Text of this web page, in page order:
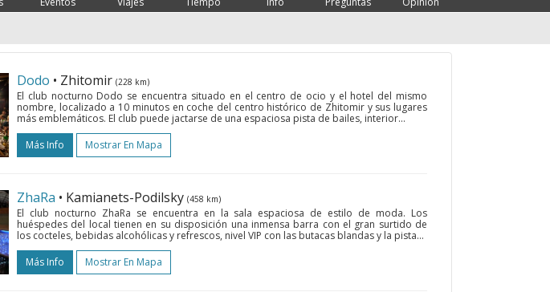
Dodo • Zhitomir (228 km)
El club nocturno Dodo se encuentra situado en el centro de ocio y el hotel del mismo
nombre, localizado a 10 minutos en coche del centro histórico de Zhitomir y sus lugares
más emblemáticos. El club puede jactarse de una espaciosa pista de bailes, interior...
Más Info
Mostrar En Mapa
ZhaRa • Kamianets-Podilsky (458 km)
El club nocturno ZhaRa se encuentra en la sala espaciosa de estilo de moda. Los
huéspedes del local tienen en su disposición una inmensa barra con el gran surtido de
los cocteles, bebidas alcohólicas y refrescos, nivel VIP con las butacas blandas y la pista...
Más Info
Mostrar En Mapa